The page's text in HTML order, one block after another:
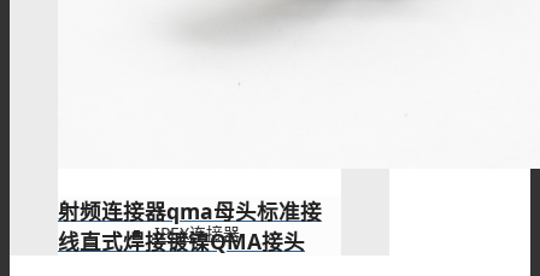
IPEX连接器
射频连接器qma母头标准接
线直式焊接镀镍QMA接头